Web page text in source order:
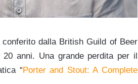
dalla British Guild of Beer
anni. Una grande perdita per il
“ Porter and Stout: A Complete